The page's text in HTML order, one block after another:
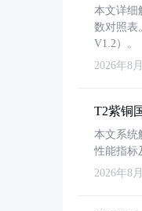
本文详细
数对照表
V1.2）。
2026年8
T2紫铜
本文系统
性能指标
2026年8